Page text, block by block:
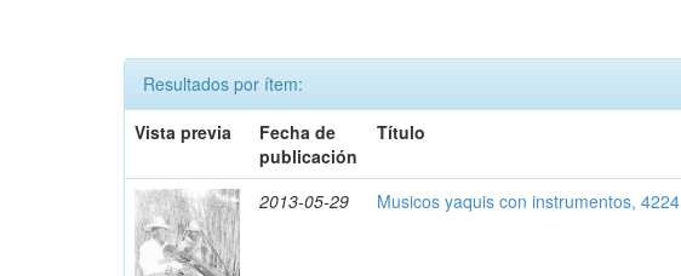
Resultados por ítem:
Vista previa
Fecha de
publicación
Título
2013-05-29 Musicos yaquis con instrumentos, 4224